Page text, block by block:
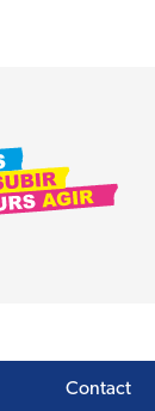
Contact